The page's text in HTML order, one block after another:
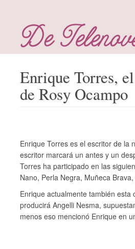
Enrique Torres,
de Rosy Ocampo
Enrique Torres es el escritor de la
escritor marcará un antes y un
Torres ha participado en las
Nano, Perla Negra, Muñeca
Enrique actualmente también
producirá Angelli Nesma,
menos eso mencionó Enrique en